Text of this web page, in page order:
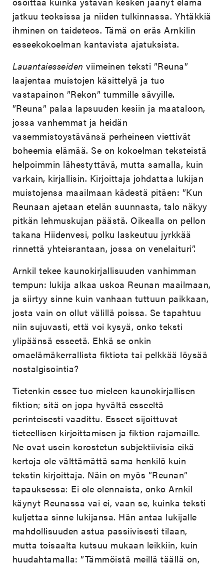
jatkuu teoksissa ja niiden tulkinnassa. Yhtäkkiä
ihminen on taideteos. Tämä on eräs Arnkilin
esseekokoelman kantavista ajatuksista.
Lauantaiesseidenviimeinen teksti ”Reuna”
laajentaa muistojen käsittelyä ja tuo
vastapainon ”Rekon” tummille sävyille.
”Reuna” palaa lapsuuden kesiin ja maataloon,
jossa vanhemmat ja heidän
vasemmistoystävänsä perheineen viettivät
boheemia elämää. Se on kokoelman teksteistä
helpoimmin lähestyttävä, mutta samalla, kuin
varkain, kirjallisin. Kirjoittaja johdattaa lukijan
muistojensa maailmaan kädestä pitäen: ”Kun
Reunaan ajetaan etelän suunnasta, talo näkyy
pitkän lehmuskujan päästä. Oikealla on pellon
takana Hiidenvesi, polku laskeutuu jyrkkää
rinnettä yhteisrantaan, jossa on venelaituri”.
Arnkil tekee kaunokirjallisuuden vanhimman
tempun: lukija alkaa uskoa Reunan maailmaan,
ja siirtyy sinne kuin vanhaan tuttuun paikkaan,
josta vain on ollut välillä poissa. Se tapahtuu
niin sujuvasti, että voi kysyä, onko teksti
ylipäänsä esseetä. Ehkä se onkin
omaelämäkerrallista fiktiota tai pelkkää löysää
nostalgisointia?
Tietenkin essee tuo mieleen kaunokirjallisen
fiktion; sitä on jopa hyvältä esseeltä
perinteisesti vaadittu. Esseet sijoittuvat
tieteellisen kirjoittamisen ja fiktion rajamaille.
Ne ovat usein korostetun subjektiivisia eikä
kertoja ole välttämättä sama henkilö kuin
tekstin kirjoittaja. Näin on myös ”Reunan”
tapauksessa: Ei ole olennaista, onko Arnkil
käynyt Reunassa vai ei, vaan se, kuinka teksti
kuljettaa sinne lukijansa. Hän antaa lukijalle
mahdollisuuden astua passiivisesti tilaan,
mutta toisaalta kutsuu mukaan leikkiin, kuin
huudahtamalla: ”Tämmöistä meillä täällä on,